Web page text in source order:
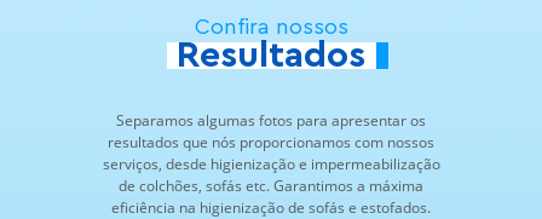
Confira nossos
Resultados
Separamos algumas fotos para apresentar os
resultados que nós proporcionamos com nossos
serviços, desde higienização e impermeabilização
de colchões, sofás etc. Garantimos a máxima
eficiência na higienização de sofás e estofados.